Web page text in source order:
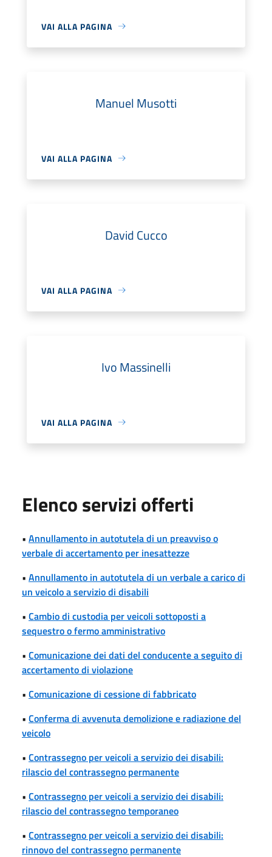
VAI ALLA PAGINA
Manuel Musotti
VAI ALLA PAGINA
David Cucco
VAI ALLA PAGINA
Ivo Massinelli
VAI ALLA PAGINA
Elenco servizi offerti
• Annullamento in autotutela di un preavviso o
verbale di accertamento per inesattezze
• Annullamento in autotutela di un verbale a carico di
un veicolo a servizio di disabili
• Cambio di custodia per veicoli sottoposti a
sequestro o fermo amministrativo
• Comunicazione dei dati del conducente a seguito di
accertamento di violazione
• Comunicazione di cessione di fabbricato
• Conferma di avvenuta demolizione e radiazione del
veicolo
• Contrassegno per veicoli a servizio dei disabili:
rilascio del contrassegno permanente
• Contrassegno per veicoli a servizio dei disabili:
rilascio del contrassegno temporaneo
• Contrassegno per veicoli a servizio dei disabili:
rinnovo del contrassegno permanente